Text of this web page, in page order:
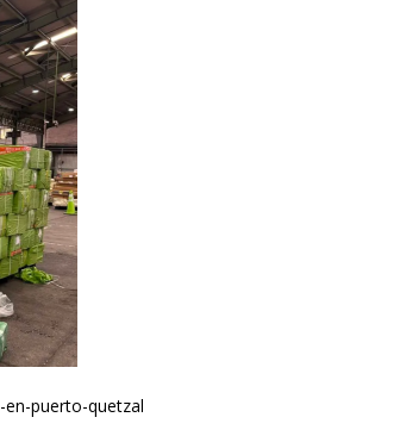
puerto-quetzal